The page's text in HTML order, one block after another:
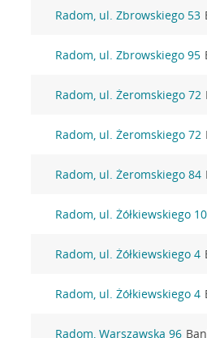
Radom, ul. Zbrowskiego 53
Radom, ul. Zbrowskiego 95
Radom, ul. Żeromskiego 72
Radom, ul. Żeromskiego 72
Radom, ul. Żeromskiego 84
Radom, ul. Żółkiewskiego 10
Radom, ul. Żółkiewskiego 4
Radom, ul. Żółkiewskiego 4
Radom, Warszawska 96